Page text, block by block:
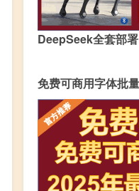
DeepSeek全套部
免费可商用字体批